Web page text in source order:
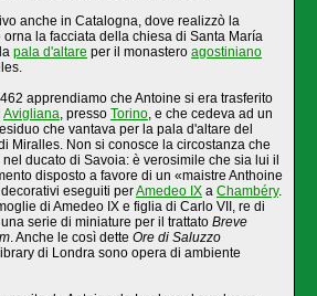
anche in Catalogna, dove realizzò la
la facciata della chiesa di Santa María
pala d'altare per il monastero agostiniano
apprendiamo che Antoine si era trasferito
Avigliana, presso Torino, e che cedeva ad un
che vantava per la pala d'altare del
Miralles. Non si conosce la circostanza che
ducato di Savoia: è verosimile che sia lui il
disposto a favore di un «maistre Anthoine
eseguiti perAmedeo IX a Chambéry.
di Amedeo IX e figlia di Carlo VII, re di
serie di miniature per il trattato Breve
. Anche le così dette Ore di Saluzzo
di Londra sono opera di ambiente